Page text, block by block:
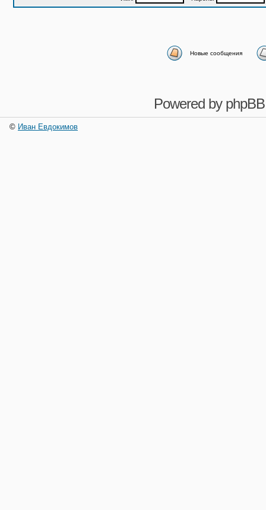
Новые сообщения
Powered by phpBB
© Иван Евдокимов